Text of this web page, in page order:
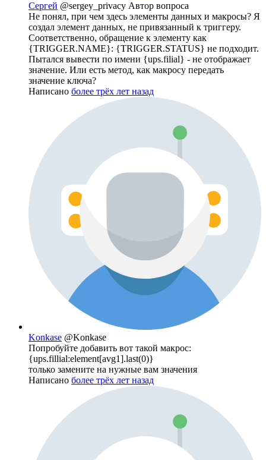
Сергей @sergey_privacy Автор вопроса
Не понял, при чем здесь элементы данных и макросы? Я
создал элемент данных, не привязанный к триггеру.
Соответственно, обращение к элементу как
{TRIGGER.NAME}: {TRIGGER.STATUS} не подходит.
Пытался вывести по имени {ups.filial} - не отображает
значение. Или есть метод, как макросу передать
значение ключа?
Написано более трёх лет назад
Konkase @Konkase
Попробуйте добавить вот такой макрос:
{ups.fillial:element[avg1].last(0)}
только замените на нужные вам значения
Написано более трёх лет назад